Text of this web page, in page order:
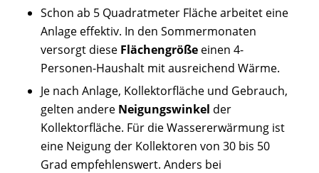
Schon ab 5 Quadratmeter Fläche arbeitet eine
Anlage effektiv. In den Sommermonaten
versorgt diese Flächengrößeeinen 4-
Personen-Haushalt mit ausreichend Wärme.
Je nach Anlage, Kollektorfläche und Gebrauch,
gelten andere Neigungswinkel der
Kollektorfläche. Für die Wassererwärmung ist
eine Neigung der Kollektoren von 30 bis 50
Grad empfehlenswert. Anders bei